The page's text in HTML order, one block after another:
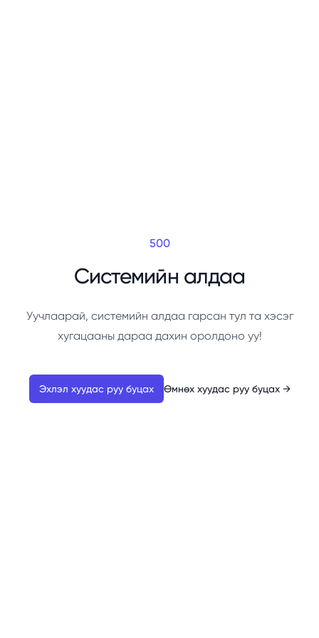
500
Системийн алдаа
Уучлаарай, системийн алдаа гарсан тул та хэсэг
хугацааны дараа дахин оролдоно уу!
Эхлэл хуудас руу буцах Өмнөх хуудас руу буцах →